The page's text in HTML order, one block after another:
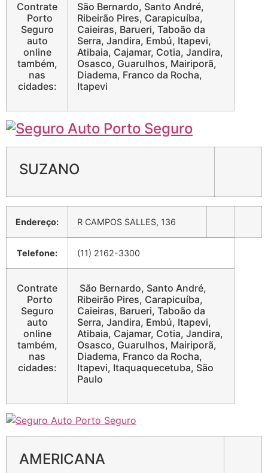
Contrate
Porto
Seguro
auto
online
também,
nas
cidades:
São Bernardo, Santo André,
Ribeirão Pires, Carapicuíba,
Caieiras, Barueri, Taboão da
Serra, Jandira, Embú, Itapevi,
Atibaia, Cajamar, Cotia, Jandira,
Osasco, Guarulhos, Mairiporã,
Diadema, Franco da Rocha,
Itapevi
SUZANO
Endereço: R CAMPOS SALLES, 136
Telefone: (11) 2162-3300
Contrate
Porto
Seguro
auto
online
também,
nas
cidades:
São Bernardo, Santo André,
Ribeirão Pires, Carapicuíba,
Caieiras, Barueri, Taboão da
Serra, Jandira, Embú, Itapevi,
Atibaia, Cajamar, Cotia, Jandira,
Osasco, Guarulhos, Mairiporã,
Diadema, Franco da Rocha,
Itapevi, Itaquaquecetuba, São
Paulo
AMERICANA